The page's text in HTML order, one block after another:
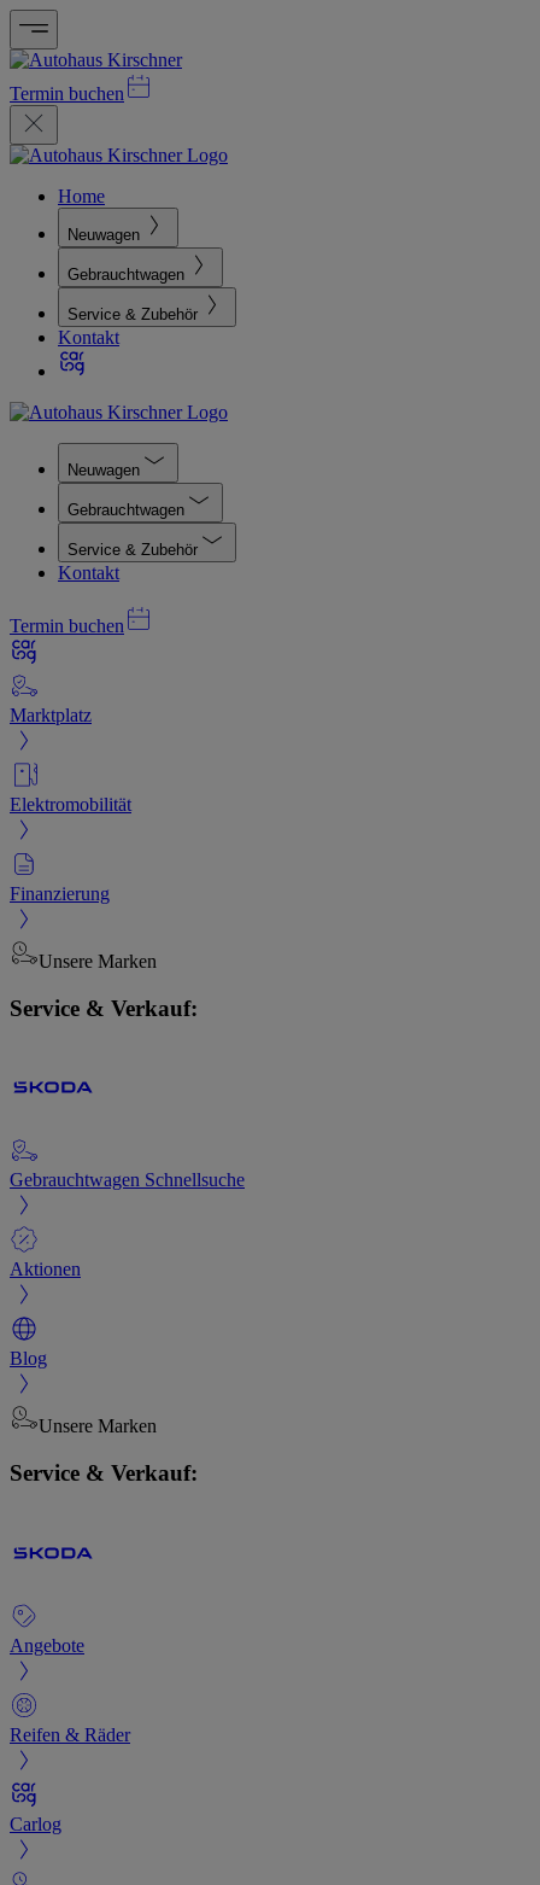
Termin buchen
Home
Neuwagen
Gebrauchtwagen
Service & Zubehör
Kontakt
Neuwagen
Gebrauchtwagen
Service & Zubehör
Kontakt
Termin buchen
Marktplatz
Elektromobilität
Finanzierung
Unsere Marken
Service & Verkauf:
Gebrauchtwagen Schnellsuche
Aktionen
Blog
Unsere Marken
Service & Verkauf:
Angebote
Reifen & Räder
Carlog